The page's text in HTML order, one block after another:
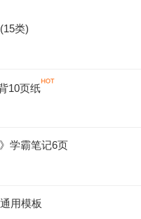
类)
10页纸
学霸笔记6页
用模板